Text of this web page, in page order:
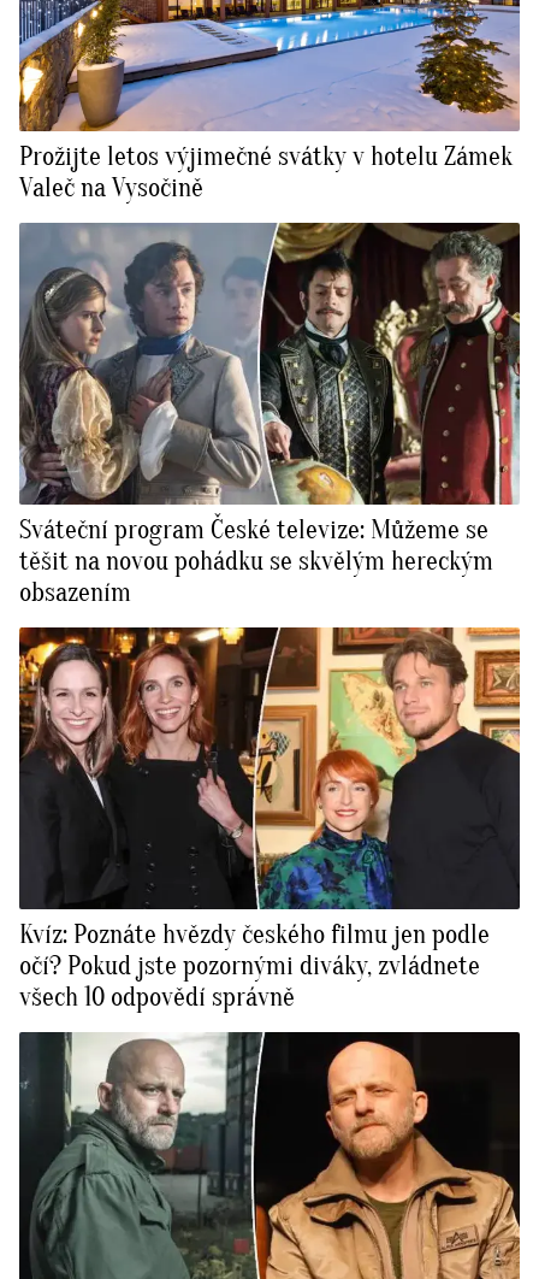
Prožijte letos výjimečné svátky v hotelu Zámek
Valeč na Vysočině
Sváteční program České televize: Můžeme se
těšit na novou pohádku se skvělým hereckým
obsazením
Kvíz: Poznáte hvězdy českého filmu jen podle
očí? Pokud jste pozornými diváky, zvládnete
všech 10 odpovědí správně